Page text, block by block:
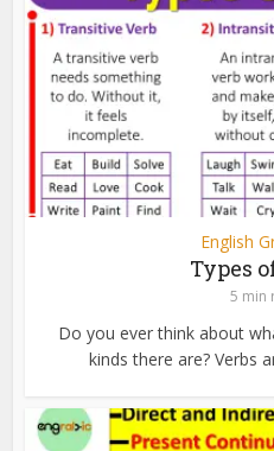
English
Types
5 min
Do you ever think about
kinds there are? Verbs